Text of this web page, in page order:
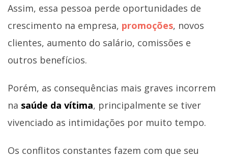
Assim, essa pessoa perde oportunidades de
crescimento na empresa, promoções, novos
clientes, aumento do salário, comissões e
outros benefícios.
Porém, as consequências mais graves incorrem
na saúde da vítima, principalmente se tiver
vivenciado as intimidações por muito tempo.
Os conflitos constantes fazem com que seu